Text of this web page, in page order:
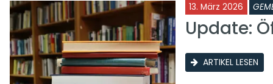
13. März 2026
Update:
ARTIKEL LESEN